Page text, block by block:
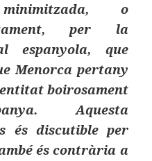
minimitzada, o
per la
espanyola, que
Menorca pertany
boirosament
. Aquesta
és discutible per
és contrària a